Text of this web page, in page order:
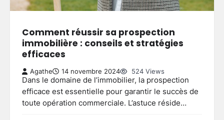
Comment réussir sa prospection
immobilière : conseils et stratégies
efficaces
Agathe 14 novembre 2024 524 Views
Dans le domaine de l’immobilier, la prospection
efficace est essentielle pour garantir le succès de
toute opération commerciale. L’astuce réside…